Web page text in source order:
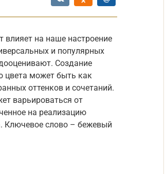
влияет на наше настроение
и популярных
Создание
цвета может быть как
оттенков и сочетаний.
варьироваться от
на реализацию
Ключевое слово – бежевый